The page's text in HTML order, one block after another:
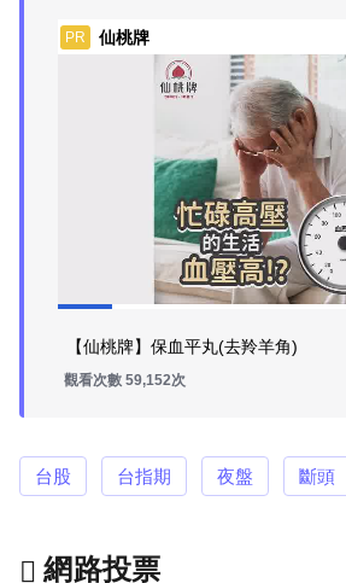
PR 仙桃牌
【仙桃牌】保血平丸(去羚羊角)
觀看次數 59,152次
台股 台指期 夜盤 斷頭
網路投票